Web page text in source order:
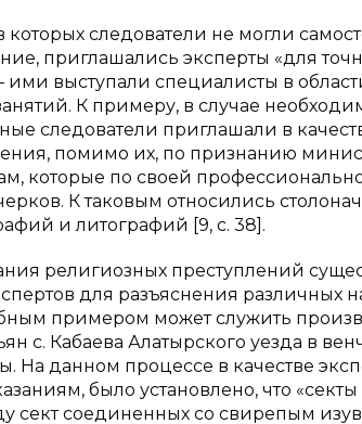
которых следователи не могли
приглашались эксперты «для
ими выступали специалисты в
К примеру, в случае
следователи приглашали в
помимо их, по признанию
которые по своей
К таковым относились
и литографий [9, с. 38].
религиозных преступлений
для разъяснения
примером может служить
с. Кабаева Алатырского уезда в
На данном процессе в качестве
было установлено, что
сект соединенных со свирепым